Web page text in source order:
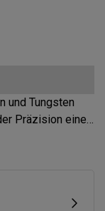
und Tungsten
Präzision eines